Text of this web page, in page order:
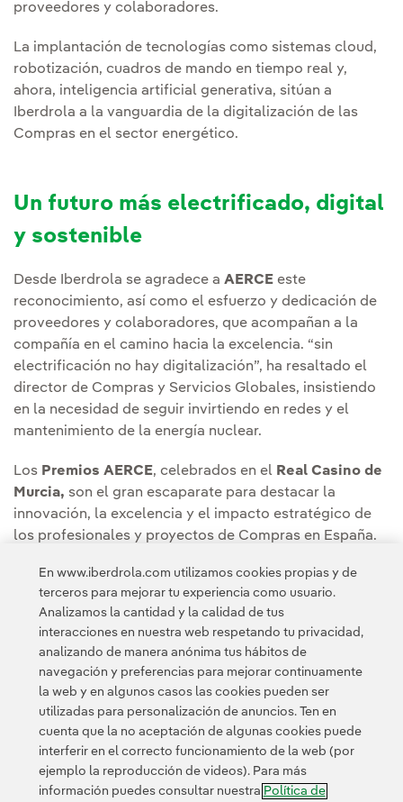
proveedores y colaboradores.
La implantación de tecnologías como sistemas cloud,
robotización, cuadros de mando en tiempo real y,
ahora, inteligencia artificial generativa, sitúan a
Iberdrola a la vanguardia de la digitalización de las
Compras en el sector energético.
Un futuro más electrificado, digital
y sostenible
Desde Iberdrola se agradece a AERCE este
reconocimiento, así como el esfuerzo y dedicación de
proveedores y colaboradores, que acompañan a la
compañía en el camino hacia la excelencia. “sin
electrificación no hay digitalización”, ha resaltado el
director de Compras y Servicios Globales, insistiendo
en la necesidad de seguir invirtiendo en redes y el
mantenimiento de la energía nuclear.
Los Premios AERCE, celebrados en el Real Casino de
Murcia, son el gran escaparate para destacar la
innovación, la excelencia y el impacto estratégico de
los profesionales y proyectos de Compras en España.
significado especial al coincidir con el1.200
aniversario de la capital de la Región.
Contacta Política de Privacidad Información legal
Transparencia en el uso de la IA Política de cookies
Configuración de cookies Accesibilidad Canal de denuncias
En www.iberdrola.com utilizamos cookies propias y de
terceros para mejorar tu experiencia como usuario.
Analizamos la cantidad y la calidad de tus
interacciones en nuestra web respetando tu privacidad,
analizando de manera anónima tus hábitos de
navegación y preferencias para mejorar continuamente
la web y en algunos casos las cookies pueden ser
utilizadas para personalización de anuncios. Ten en
cuenta que la no aceptación de algunas cookies puede
interferir en el correcto funcionamiento de la web (por
ejemplo la reproducción de videos). Para más
información puedes consultar nuestra Política de